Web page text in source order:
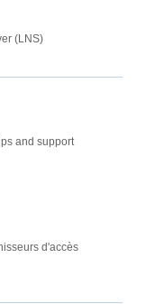
(LNS)
and support
d'accès